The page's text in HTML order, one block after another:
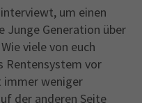
um einen
Junge Generation über
viele von euch
Rentensystem vor
immer weniger
der anderen Seite